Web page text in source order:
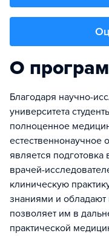
О
Благодаря научно-
университета
полноценное
естественнонаучное
является
врачей-
клиническую
знаниями и обладают
позволяет им в
практической